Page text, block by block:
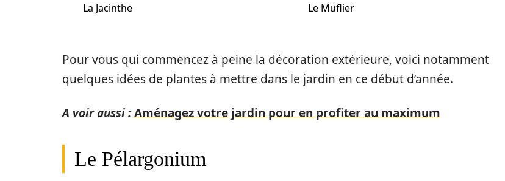
La Jacinthe Le Muflier
Pour vous qui commencez à peine la décoration extérieure, voici notamment
quelques idées de plantes à mettre dans le jardin en ce début d’année.
A voir aussi :Aménagez votre jardin pour en profiter au maximum
Le Pélargonium